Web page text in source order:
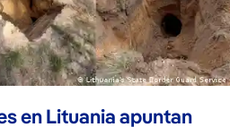
en Lituania apuntan